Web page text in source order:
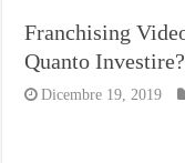
Franchising
Quanto Investire?
Dicembre 19, 2019